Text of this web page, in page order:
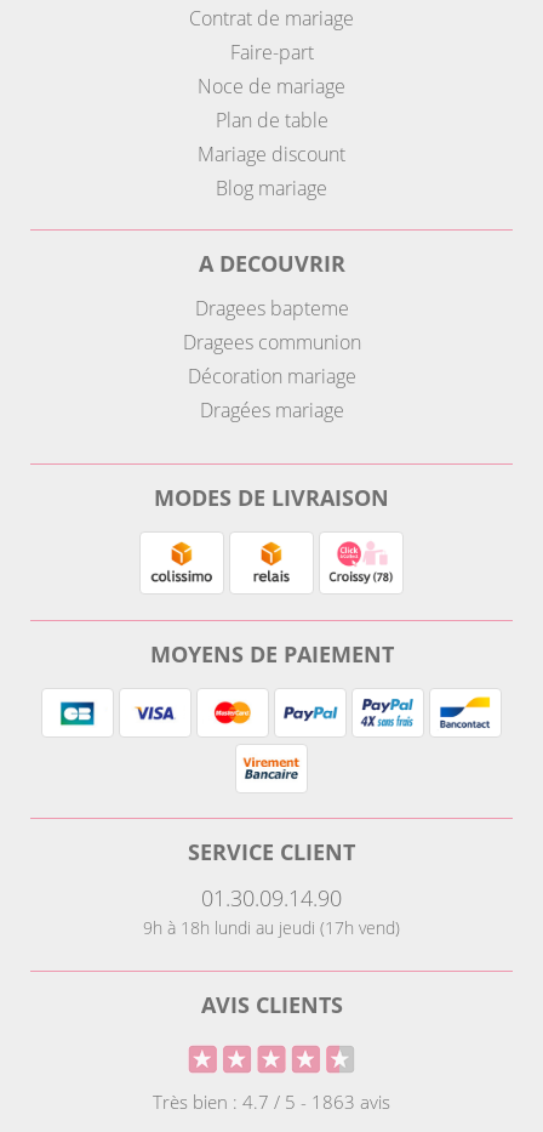
Contrat de mariage
Faire-part
Noce de mariage
Plan de table
Mariage discount
Blog mariage
A DECOUVRIR
Dragees bapteme
Dragees communion
Décoration mariage
Dragées mariage
MODES DE LIVRAISON
MOYENS DE PAIEMENT
SERVICE CLIENT
01.30.09.14.90
9h à 18h lundi au jeudi (17h vend)
AVIS CLIENTS
Très bien : 4.7 / 5 - 1863 avis